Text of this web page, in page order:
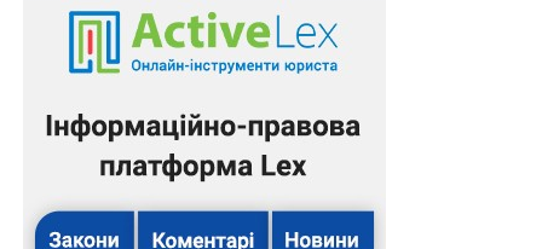
чи їх спадкоємців.
В цій справі апеляційний суд не перевірив доводи
про закриття апеляційного провадження.
Отже, Верховний Суд ухвалу апеляційного суду
скасував та передав справу на новий розгляд до суду
апеляційної інстанції.